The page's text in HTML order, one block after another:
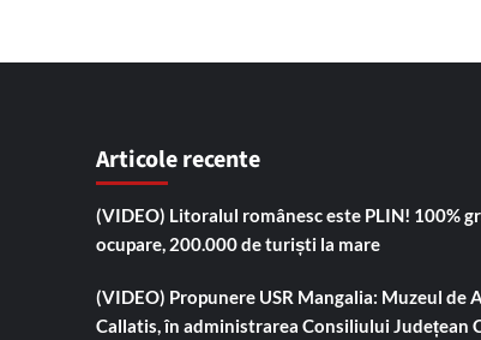
Articole recente
(VIDEO) Litoralul românesc este PLIN! 100%
ocupare, 200.000 de turiști la mare
(VIDEO) Propunere USR Mangalia: Muzeul de
Callatis, în administrarea Consiliului Județean